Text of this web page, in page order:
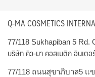
Q-MA COSMETICS
77/118 Sukhapiban 5 Rd.
บริษัท คิว-มา คอสเมติก อินเตอ
77/118 ถนนสุขาภิบาล5 แข